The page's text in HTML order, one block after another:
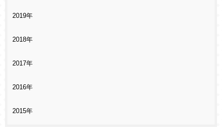
2019年
2018年
2017年
2016年
2015年